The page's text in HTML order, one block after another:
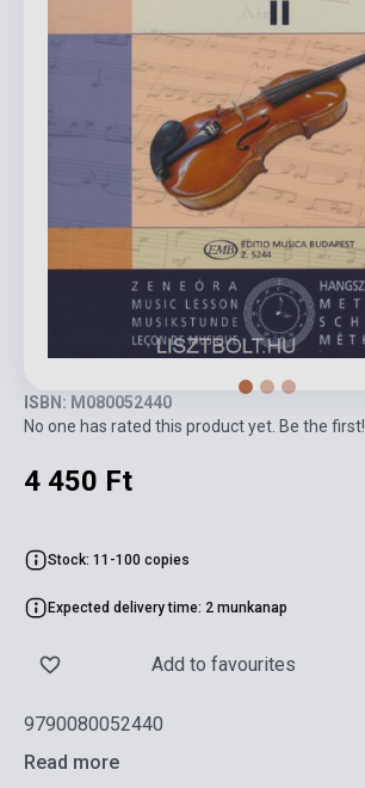
ISBN: M080052440
No one has rated this product yet. Be the first!
4 450 Ft
Stock: 11-100 copies
Expected delivery time: 2 munkanap
Add to favourites
9790080052440
Read more